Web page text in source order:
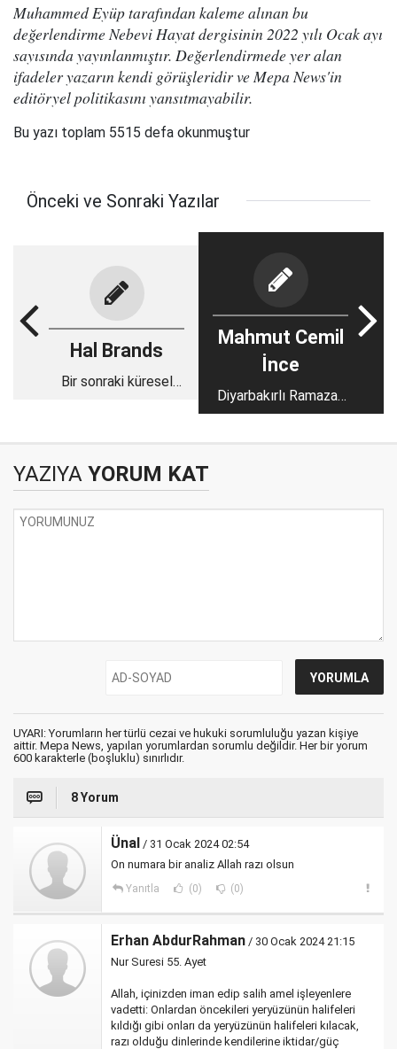
Muhammed Eyüp tarafından kaleme alınan bu
değerlendirme Nebevi Hayat dergisinin 2022 yılı Ocak ayı
sayısında yayınlanmıştır. Değerlendirmede yer alan
ifadeler yazarın kendi görüşleridir ve Mepa News'in
editöryel politikasını yansıtmayabilir.
Bu yazı toplam 5515 defa okunmuştur
Önceki ve Sonraki Yazılar
Hal Brands
Bir sonraki küresel
Mahmut Cemil
İnce
Diyarbakırlı Ramazan
Hoca İslami camiaya
YAZIYA YORUM KAT
UYARI: Yorumların her türlü cezai ve hukuki sorumluluğu yazan kişiye
aittir. Mepa News, yapılan yorumlardan sorumlu değildir. Her bir yorum
600 karakterle (boşluklu) sınırlıdır.
8 Yorum
Ünal / 31 Ocak 2024 02:54
On numara bir analiz Allah razı olsun
Yanıtla (0) (0)
Erhan AbdurRahman / 30 Ocak 2024 21:15
Nur Suresi 55. Ayet
Allah, içinizden iman edip salih amel işleyenlere
vadetti: Onlardan öncekileri yeryüzünün halifeleri
kıldığı gibi onları da yeryüzünün halifeleri kılacak,
razı olduğu dinlerinde kendilerine iktidar/güç